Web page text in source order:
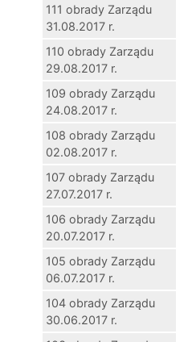
111 obrady Zarządu
31.08.2017 r.
110 obrady Zarządu
29.08.2017 r.
109 obrady Zarządu
24.08.2017 r.
108 obrady Zarządu
02.08.2017 r.
107 obrady Zarządu
27.07.2017 r.
106 obrady Zarządu
20.07.2017 r.
105 obrady Zarządu
06.07.2017 r.
104 obrady Zarządu
30.06.2017 r.